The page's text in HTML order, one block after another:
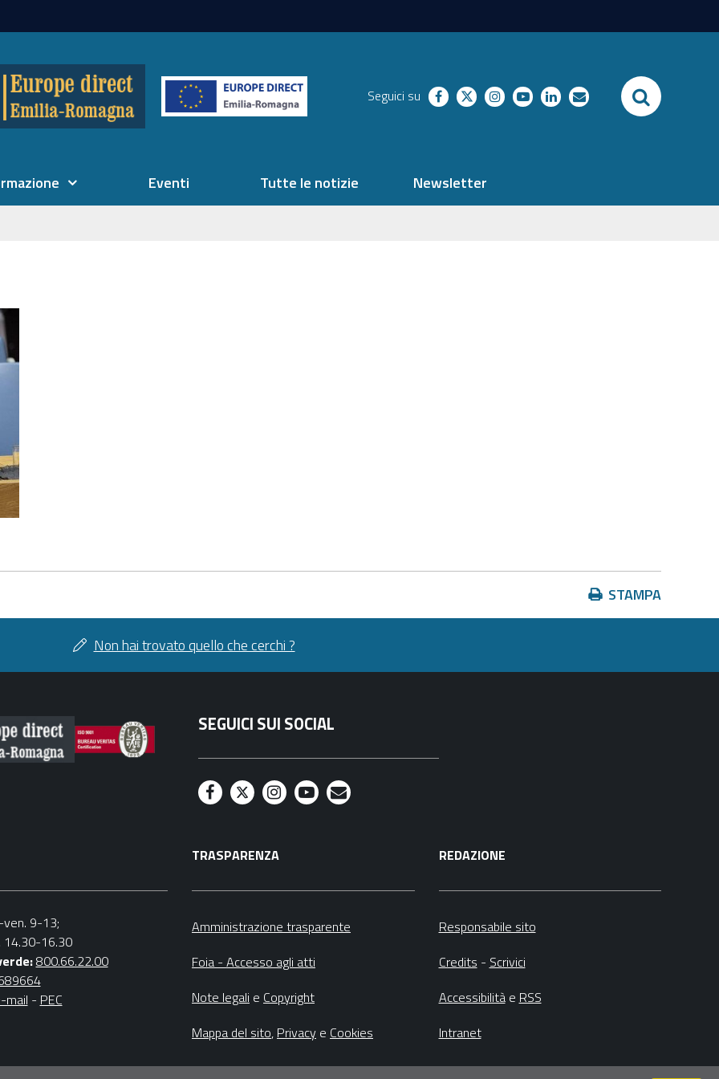
Seguici su facebooktwitterinstagram
youtubelinkedinrichieste SEARCH
Eventi Tutte le notizie Newsletter
Azioni
sul
STAMPA
Non hai trovato quello che cerchi ?
SEGUICI SUI SOCIAL
F
c
e
o
k
T
i
t
r
I
s
t
r
a
m
Y
t
e
M
l
ven. 9-13;
14.30-16.30
800.66.22.00
mail - PEC
TRASPARENZA
Amministrazione trasparente
Foia - Accesso agli atti
Note legali e Copyright
Mappa del sito, Privacy e Cookies
REDAZIONE
Responsabile sito
Credits - Scrivici
Accessibilitàe RSS
Intranet